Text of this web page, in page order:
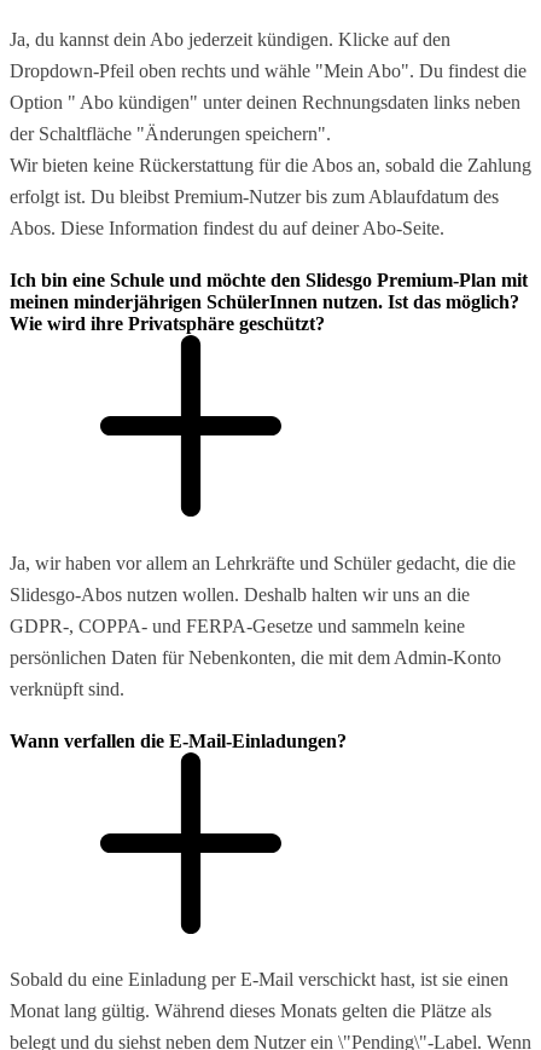
Ja, du kannst dein Abo jederzeit kündigen. Klicke auf den
Dropdown-Pfeil oben rechts und wähle "Mein Abo". Du findest die
Option " Abo kündigen" unter deinen Rechnungsdaten links neben
der Schaltfläche "Änderungen speichern".
Wir bieten keine Rückerstattung für die Abos an, sobald die Zahlung
erfolgt ist. Du bleibst Premium-Nutzer bis zum Ablaufdatum des
Abos. Diese Information findest du auf deiner Abo-Seite.
Ich bin eine Schule und möchte den Slidesgo Premium-Plan mit
meinen minderjährigen SchülerInnen nutzen. Ist das möglich?
Wie wird ihre Privatsphäre geschützt?
Ja, wir haben vor allem an Lehrkräfte und Schüler gedacht, die die
Slidesgo-Abos nutzen wollen. Deshalb halten wir uns an die
GDPR-, COPPA- und FERPA-Gesetze und sammeln keine
persönlichen Daten für Nebenkonten, die mit dem Admin-Konto
verknüpft sind.
Wann verfallen die E-Mail-Einladungen?
Sobald du eine Einladung per E-Mail verschickt hast, ist sie einen
Monat lang gültig. Während dieses Monats gelten die Plätze als
belegt und du siehst neben dem Nutzer ein \"Pending\"-Label. Wenn